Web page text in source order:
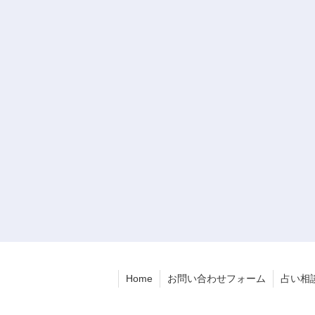
Home お問い合わせフォーム 占い相